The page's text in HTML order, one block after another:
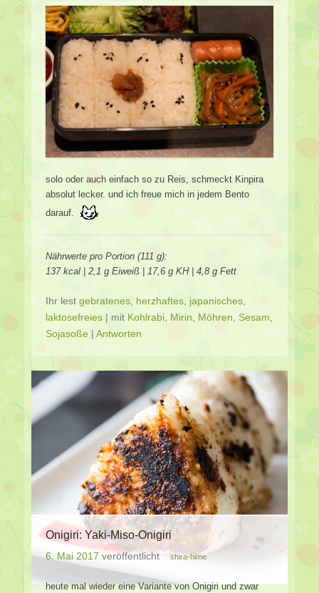
solo oder auch einfach so zu Reis, schmeckt Kinpira
absolut lecker. und ich freue mich in jedem Bento
darauf.
Nährwerte pro Portion (111 g):
137 kcal | 2,1 g Eiweiß | 17,6 g KH | 4,8 g Fett
Ihr lest gebratenes, herzhaftes, japanisches,
laktosefreies | mit Kohlrabi, Mirin, Möhren, Sesam,
Sojasoße | Antworten
Onigiri: Yaki-Miso-Onigiri
6. Mai 2017 veröffentlicht shira-hime
heute mal wieder eine Variante von Onigiri und zwar